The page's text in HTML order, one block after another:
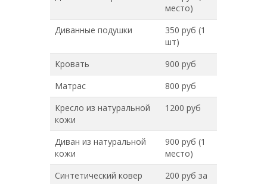
место)
Диванные подушки
350 руб (1
шт)
Кровать
900 руб
Матрас
800 руб
Кресло из натуральной
кожи
1200 руб
Диван из натуральной
кожи
900 руб (1
место)
Синтетический ковер
200 руб за